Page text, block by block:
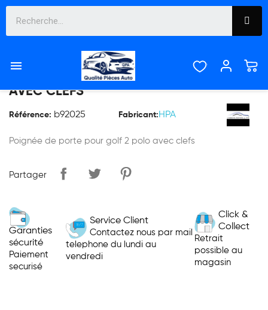

POIGNÉE DE PORTE POUR GOLF 2 POLO
AVEC CLEFS
Référence: b92025 Fabricant: HPA
Poignée de porte pour golf 2 polo avec clefs
Partager
Garanties
sécurité
Paiement
securisé
Service Client
Contactez nous par mail
telephone du lundi au
vendredi
Click &
Collect
Retrait
possible au
magasin